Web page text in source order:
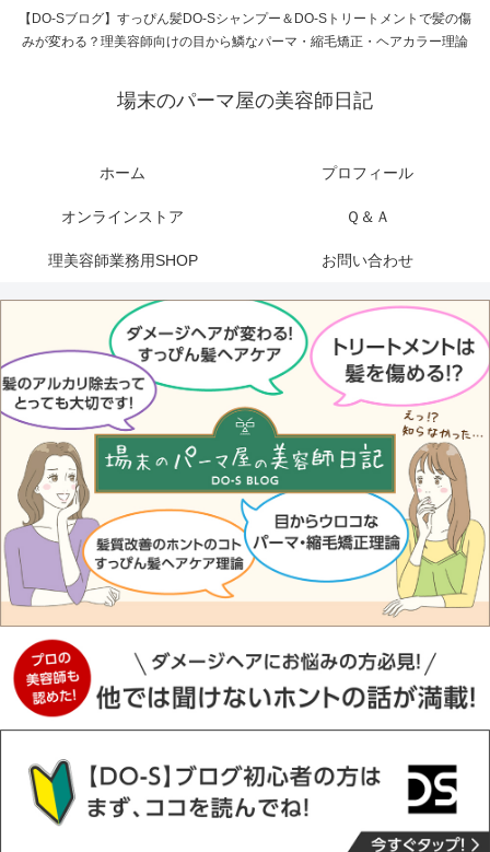
【DO-Sブログ】すっぴん髪DO-Sシャンプー＆DO-Sトリートメントで髪の傷
みが変わる？理美容師向けの目から鱗なパーマ・縮毛矯正・ヘアカラー理論
場末のパーマ屋の美容師日記
ホーム プロフィール
オンラインストア Ｑ＆Ａ
理美容師業務用SHOP お問い合わせ